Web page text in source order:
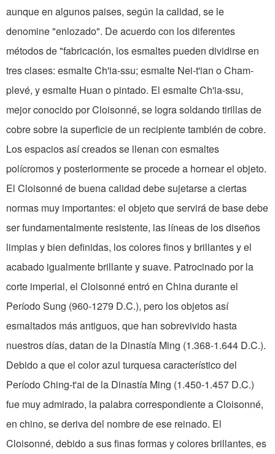
aunque en algunos paises, según la calidad, se le
denomine "enlozado". De acuerdo con los dife­rentes
métodos de "fabricación, los esmaltes pueden dividirse en
tres clases: esmalte Ch'ia-ssu; esmalte Nei-t'ian o Cham­
plevé, y esmalte Huan o pintado. El esmalte Ch'ia-ssu,
mejor conocido por Cloisonné, se logra soldando tirillas de
cobre sobre la superficie de un reci­piente también de cobre.
Los espacios así creados se llenan con esmaltes
polícromos y pos­teriormente se procede a horne­ar el objeto.
El Cloisonné de buena cali­dad debe sujetarse a ciertas
normas muy importantes: el objeto que servirá de base debe
ser fundamentalmente resistente, las líneas de los diseños
limpias y bien definidas, los co­lores finos y brillantes y el
aca­bado igualmente brillante y suave. Patrocinado por la
corte im­perial, el Cloisonné entró en China durante el
Período Sung (960-1279 D.C.), pero los objetos así
esmaltados más anti­guos, que han sobrevivido hasta
nuestros días, datan de la Dinastía Ming (1.368-1.644 D.C.).
Debido a que el color azul turquesa característico del
Período Ching-t'ai de la Dinas­tía Ming (1.450-1.457 D.C.)
fue muy admirado, la palabra correspondiente a Cloisonné,
en chino, se deriva del nombre de ese reinado. El
Cloisonné, debido a sus finas formas y colores brillantes, es